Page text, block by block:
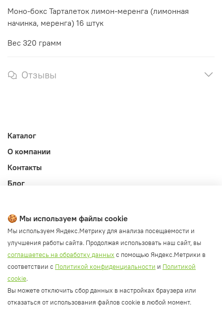
Моно-бокс Тарталеток лимон-меренга (лимонная
начинка, меренга) 16 штук
Вес 320 грамм
Отзывы
Каталог
О компании
Контакты
Блог
Публичная оферта
Политика конфиденциальности и обработки ПД
Согласие на обработку ПД
Согласие на рассылку
Согласие на обработку cookie файлов
Политика cookie
🍪 Мы используем файлы cookie
Мы используем Яндекс.Метрику для анализа посещаемости и
улучшения работы сайта. Продолжая использовать наш сайт, вы
соглашаетесь на обработку данных с помощью Яндекс.Метрики в
соответствии с Политикой конфиденциальности и Политикой
cookie.
Вы можете отключить сбор данных в настройках браузера или
отказаться от использования файлов cookie в любой момент.